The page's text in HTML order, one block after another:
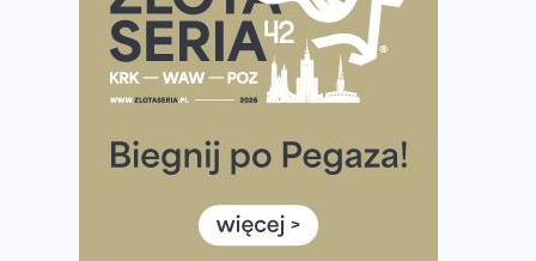
Największy Bieg Powstania Warszawskiego w historii.
Ponad 12 tysięcy uczestników pobiegło dla Bohaterów!
Co ma dużo białka? Produkty, które warto włączyć do
Rozbiegany Olsztyn szykuje się na weekend z